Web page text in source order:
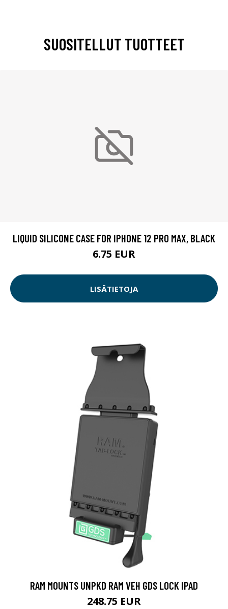
SUOSITELLUT TUOTTEET
LIQUID SILICONE CASE FOR IPHONE 12 PRO MAX, BLACK
6.75 EUR
LISÄTIETOJA
RAM MOUNTS UNPKD RAM VEH GDS LOCK IPAD
248.75 EUR